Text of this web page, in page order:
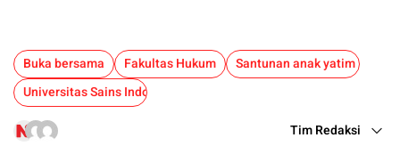
Buka bersama Fakultas Hukum
Santunan anak yatim
Universitas Sains Indonesia
Tim Redaksi